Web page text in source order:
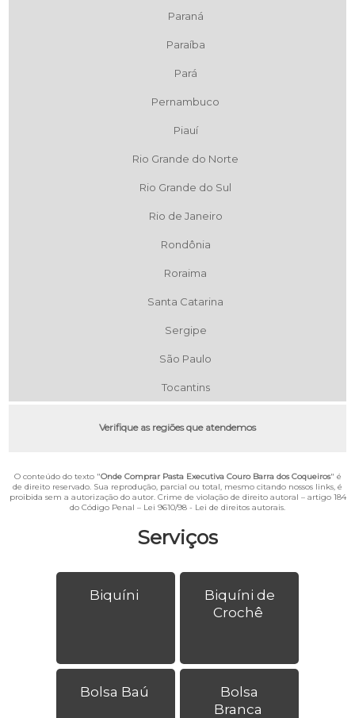
Serviços
Biquíni
Biquíni de
Crochê
Bolsa Baú
Bolsa
Branca
Paraná
Paraíba
Pará
Pernambuco
Piauí
Rio Grande do Norte
Rio Grande do Sul
Rio de Janeiro
Rondônia
Roraima
Santa Catarina
Sergipe
São Paulo
Tocantins
Verifique as regiões que atendemos
O conteúdo do texto "Onde Comprar Pasta Executiva Couro Barra dos Coqueiros" é
de direito reservado. Sua reprodução, parcial ou total, mesmo citando nossos links, é
proibida sem a autorização do autor. Crime de violação de direito autoral – artigo 184
do Código Penal – Lei 9610/98 - Lei de direitos autorais.